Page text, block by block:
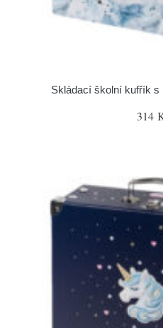
Skládací školní kufřík s
314